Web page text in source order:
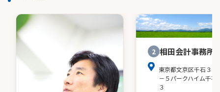
2 相田会計事務所
東京都文京区千石３－
－５パークハイム千石
３